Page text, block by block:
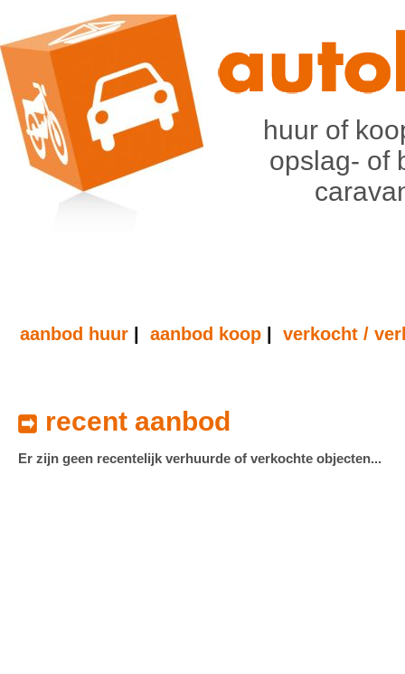
huur of
opslag- of
aanbod huur aanbod koop verkocht /
recent aanbod
Er zijn geen recentelijk verhuurde of verkochte objecten...